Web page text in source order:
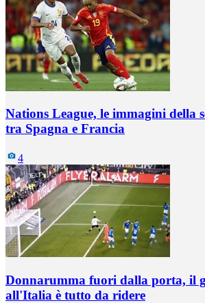
Nations League, le immagini della
tra Spagna e Francia
4
Donnarumma fuori dalla porta, il
all'Italia è tutto da ridere